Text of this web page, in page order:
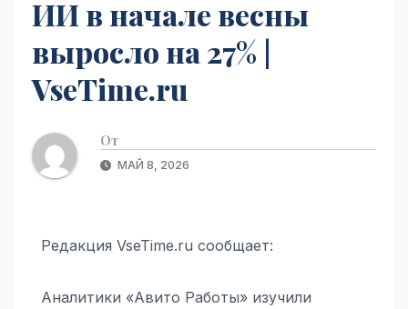
ИИ в начале весны
выросло на 27% |
VseTime.ru
От
МАЙ 8, 2026
Редакция VseTime.ru сообщает:
Аналитики «Авито Работы» изучили